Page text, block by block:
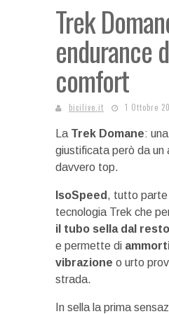
Trek
endurance
comfort
bicilive.it 1 Ottobre
La Trek Domane:
giustificata però da un
davvero top.
IsoSpeed , tutto parte
tecnologia Trek che
il tubo sella dal
e permette di
vibrazione o urto
strada.
In sella la prima